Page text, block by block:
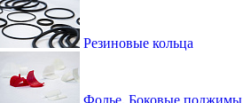
Резиновые кольца
Фолье, Боковые поджимы